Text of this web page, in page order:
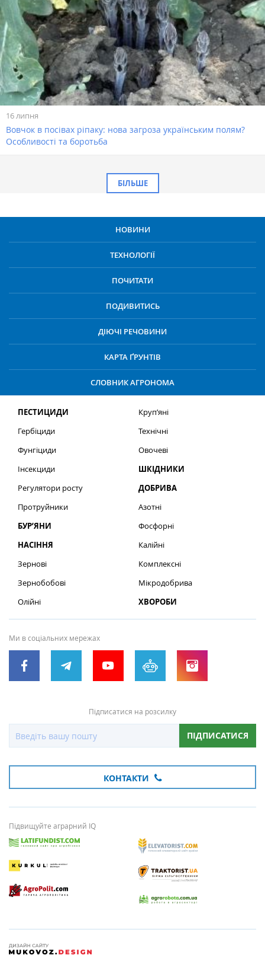
16 липня
Вовчок в посівах ріпаку: нова загроза українським полям?
Особливості та боротьба
БІЛЬШЕ
НОВИНИ
ТЕХНОЛОГІЇ
ПОЧИТАТИ
ПОДИВИТИСЬ
ДІЮЧІ РЕЧОВИНИ
КАРТА ҐРУНТІВ
СЛОВНИК АГРОНОМА
ПЕСТИЦИДИ
Гербіциди
Фунгіциди
Інсекциди
Регулятори росту
Протруйники
БУР’ЯНИ
НАСІННЯ
Зернові
Зернобобові
Олійні
Круп’яні
Технічні
Овочеві
ШКІДНИКИ
ДОБРИВА
Азотні
Фосфорні
Калійні
Комплексні
Мікродобрива
ХВОРОБИ
Ми в соціальних мережах
Підписатися на розсилку
ПІДПИСАТИСЯ
КОНТАКТИ
Підвищуйте аграрний IQ